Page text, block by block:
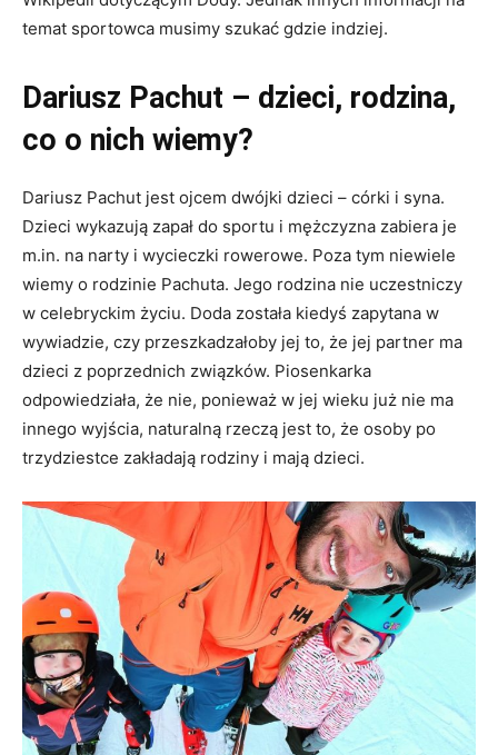
temat sportowca musimy szukać gdzie indziej.
Dariusz Pachut – dzieci, rodzina,
co o nich wiemy?
Dariusz Pachut jest ojcem dwójki dzieci – córki i syna.
Dzieci wykazują zapał do sportu i mężczyzna zabiera je
m.in. na narty i wycieczki rowerowe. Poza tym niewiele
wiemy o rodzinie Pachuta. Jego rodzina nie uczestniczy
w celebryckim życiu. Doda została kiedyś zapytana w
wywiadzie, czy przeszkadzałoby jej to, że jej partner ma
dzieci z poprzednich związków. Piosenkarka
odpowiedziała, że nie, ponieważ w jej wieku już nie ma
innego wyjścia, naturalną rzeczą jest to, że osoby po
trzydziestce zakładają rodziny i mają dzieci.